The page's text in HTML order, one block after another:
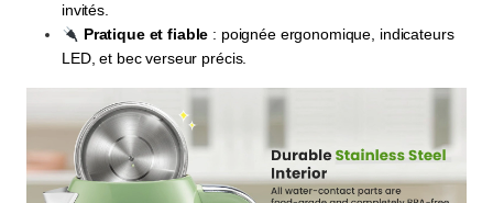
invités.
Pratique et fiable : poignée ergonomique, indicateurs
LED, et bec verseur précis.